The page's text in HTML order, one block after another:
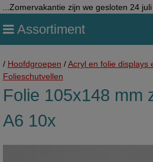
...Zomervakantie zijn we gesloten 24
Assortiment
/ Hoofdgroepen /Acryl en folie displays
Folieschutvellen
Folie 105x148 mm
A6 10x